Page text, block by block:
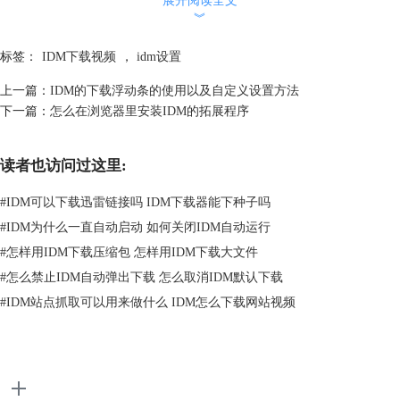
图2：下载按钮
二．开启下载按钮
在正常情况下，IDM安装完毕后，会自动添加浏览器扩展插件，在捕获到
主界面，点击“选项”按钮，进入IDM的设置页面。
︾
标签： IDM下载视频 ， idm设置
上一篇： IDM的下载浮动条的使用以及自定义设置方法
下一篇： 怎么在浏览器里安装IDM的拓展程序
读者也访问过这里:
#IDM可以下载迅雷链接吗 IDM下载器能下种子吗
#IDM为什么一直自动启动 如何关闭IDM自动运行
#怎样用IDM下载压缩包 怎样用IDM下载大文件
#怎么禁止IDM自动弹出下载 怎么取消IDM默认下载
#IDM站点抓取可以用来做什么 IDM怎么下载网站视频